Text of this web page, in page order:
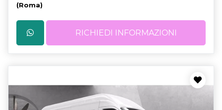
(Roma)
RICHIEDI INFORMAZIONI